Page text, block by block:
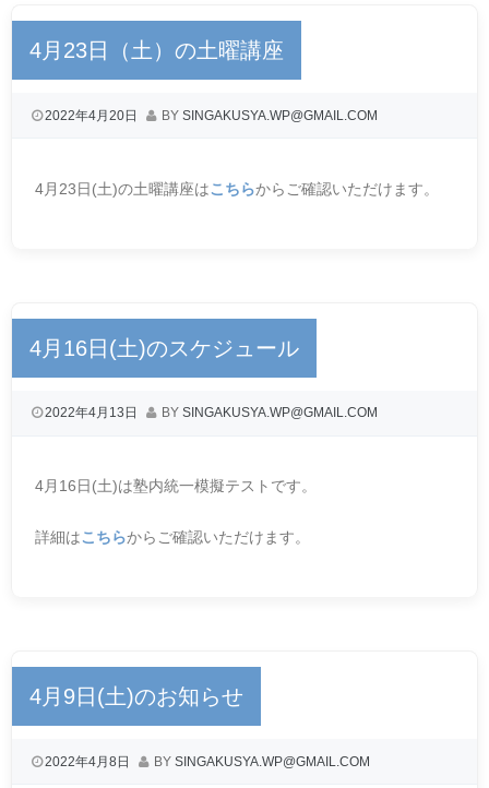
4月23日（土）の土曜講座
2022年4月20日 BY SINGAKUSYA.WP@GMAIL.COM
4月23日(土)の土曜講座はこちらからご確認いただけます。
4月16日(土)のスケジュール
2022年4月13日 BY SINGAKUSYA.WP@GMAIL.COM
4月16日(土)は塾内統一模擬テストです。
詳細はこちらからご確認いただけます。
4月9日(土)のお知らせ
2022年4月8日 BY SINGAKUSYA.WP@GMAIL.COM